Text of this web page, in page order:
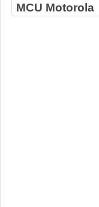
MCU Motorola